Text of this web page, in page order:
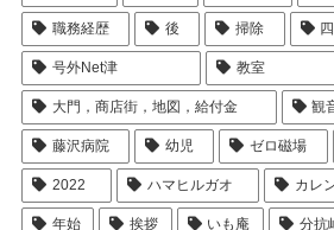
職務経歴 後 掃除
号外Net津 教室
大門，商店街，地図，給付金 観
藤沢病院 幼児 ゼロ磁場
2022 ハマヒルガオ カレ
年始 挨拶 いも庵 分抗